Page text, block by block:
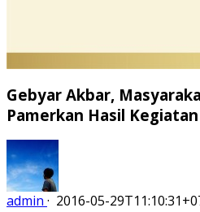
Gebyar Akbar,
Pamerkan Hasil
admin · 2016-05-